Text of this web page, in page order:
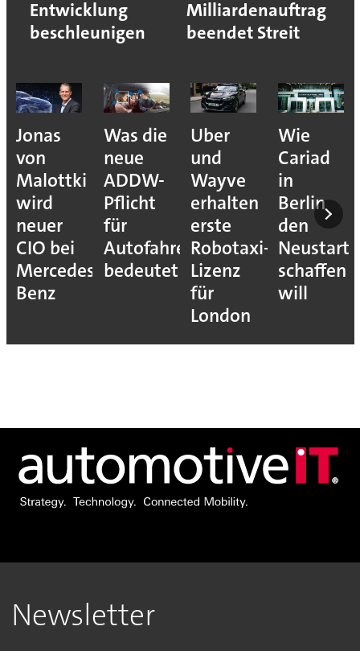
Entwicklung
beschleunigen
Milliardenauftrag
beendet Streit
Jonas
von
Malottki
wird
neuer
CIO bei
Mercedes-
Benz
Was die
neue
ADDW-
Pflicht
für
Autofahrer
bedeutet
Uber
und
Wayve
erhalten
erste
Robotaxi-
Lizenz
für
London
Wie
Cariad
in
Berlin
den
Neustart
schaffen
will
Newsletter